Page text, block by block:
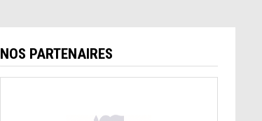
NOS PARTENAIRES